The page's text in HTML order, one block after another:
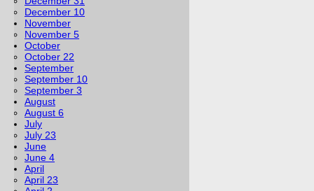
December 10
November
November 5
October
October 22
September
September 10
September 3
August
August 6
July
July 23
June
June 4
April
April 23